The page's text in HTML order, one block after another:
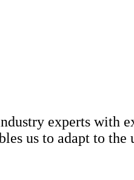
ndustry experts with e
les us to adapt to the